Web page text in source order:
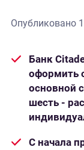
Опубликовано
Банк
оформить
основной
шесть -
С начала